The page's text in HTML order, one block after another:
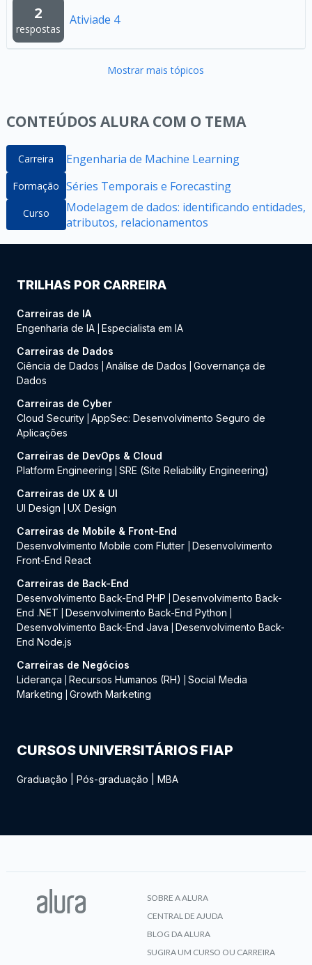
2
respostas
Ativiade 4
Mostrar mais tópicos
CONTEÚDOS ALURA COM O TEMA
Carreira Engenharia de Machine Learning
Formação Séries Temporais e Forecasting
Curso
Modelagem de dados: identificando entidades,
atributos, relacionamentos
TRILHAS POR CARREIRA
Carreiras de IA
Engenharia de IA Especialista em IA
Carreiras de Dados
Ciência de Dados
Análise de Dados
Governança de
Dados
Carreiras de Cyber
Cloud Security AppSec: Desenvolvimento Seguro de
Aplicações
Carreiras de DevOps & Cloud
Platform Engineering
SRE (Site Reliability Engineering)
Carreiras de UX & UI
UI Design
UX Design
Carreiras de Mobile & Front-End
Desenvolvimento Mobile com Flutter
Desenvolvimento
Front-End React
Carreiras de Back-End
Desenvolvimento Back-End PHP
Desenvolvimento Back-
End .NET
Desenvolvimento Back-End Python
Desenvolvimento Back-End Java
Desenvolvimento Back-
End Node.js
Carreiras de Negócios
Liderança
Recursos Humanos (RH)
Social Media
Marketing
Growth Marketing
CURSOS UNIVERSITÁRIOS FIAP
Graduação Pós-graduação MBA
SOBRE A ALURA
CENTRAL DE AJUDA
BLOG DA ALURA
SUGIRA UM CURSO OU CARREIRA